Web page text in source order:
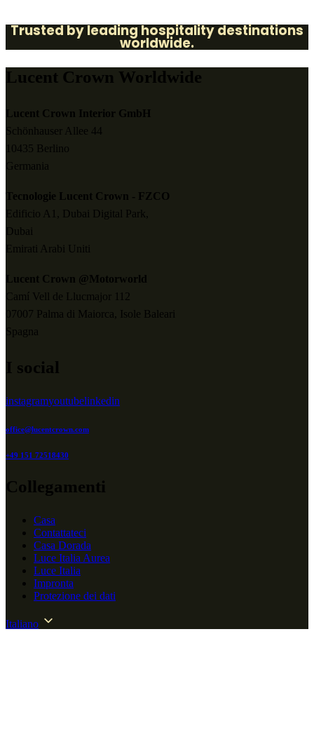
Trusted by leading hospitality destinations
worldwide.
Lucent Crown Worldwide
Lucent Crown Interior GmbH
Schönhauser Allee 44
10435 Berlino
Germania
Tecnologie Lucent Crown - FZCO
Edificio A1, Dubai Digital Park,
Dubai
Emirati Arabi Uniti
Lucent Crown @Motorworld
Camí Vell de Llucmajor 112
07007 Palma di Maiorca, Isole Baleari
Spagna
I social
instagramyoutubelinkedin
office@lucentcrown.com
+49 151 72518430
Collegamenti
Casa
Contattateci
Casa Dorada
Luce Italia Aurea
Luce Italia
Impronta
Protezione dei dati
Italiano